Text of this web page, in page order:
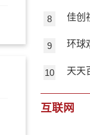
佳创视讯
环球
天天
互联网